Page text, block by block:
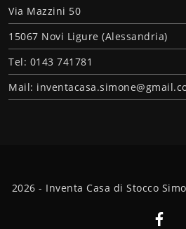
Via Mazzini 50
15067 Novi Ligure (Alessandria)
Tel: 0143 741781
Mail:
2026 - Inventa Casa di Stocco